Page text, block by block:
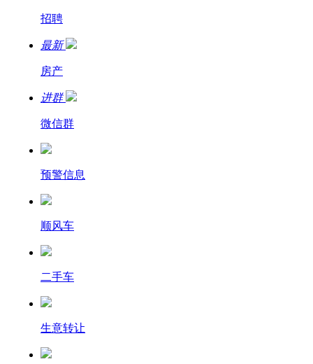
招聘
最新
房产
进群
微信群
预警信息
顺风车
二手车
生意转让